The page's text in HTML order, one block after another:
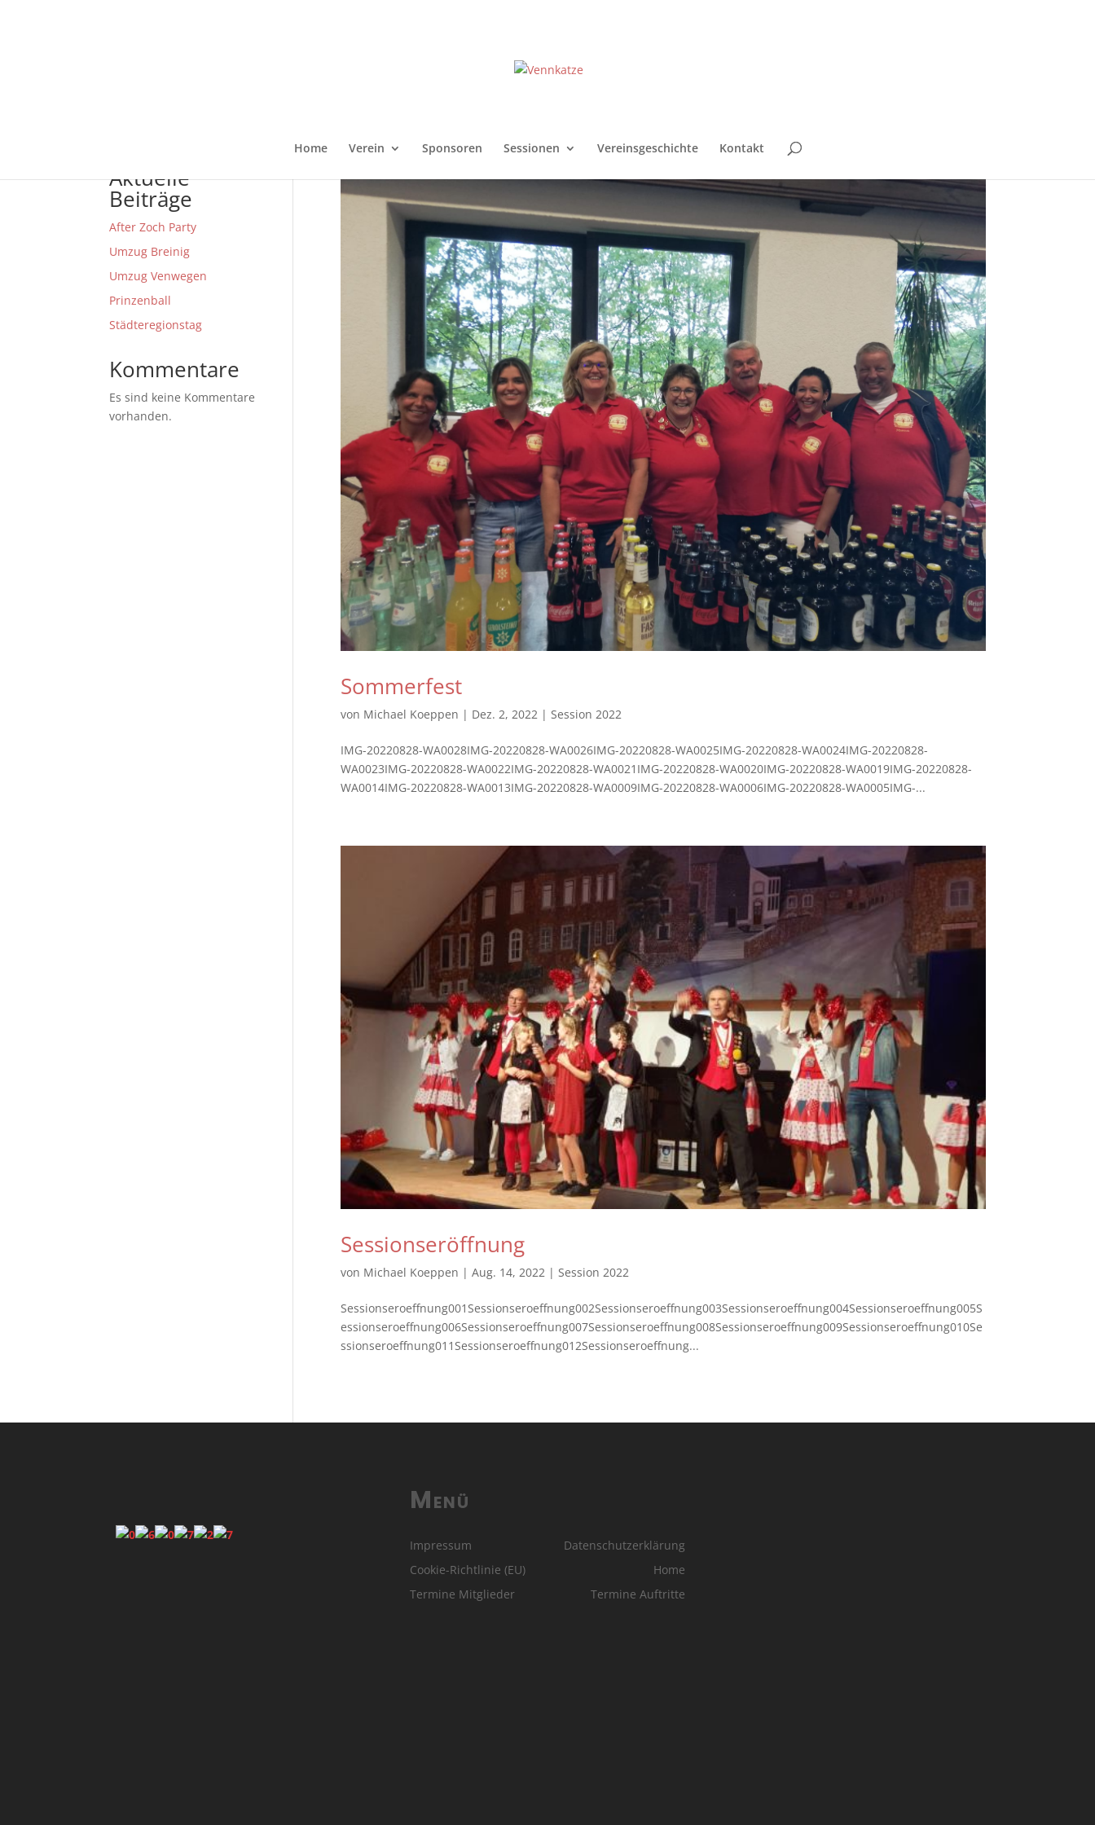
Home Verein Sponsoren Sessionen Vereinsgeschichte Kontakt
Sommerfest
von Michael Koeppen | Dez. 2, 2022| Session 2022
IMG-20220828-WA0028IMG-20220828-WA0026IMG-20220828-WA0025IMG-20220828-WA0024IMG-20220828-
WA0023IMG-20220828-WA0022IMG-20220828-WA0021IMG-20220828-WA0020IMG-20220828-WA0019IMG-20220828-
WA0014IMG-20220828-WA0013IMG-20220828-WA0009IMG-20220828-WA0006IMG-20220828-WA0005IMG-...
Sessionseröffnung
von Michael Koeppen | Aug. 14, 2022| Session 2022
Sessionseroeffnung001Sessionseroeffnung002Sessionseroeffnung003Sessionseroeffnung004Sessionseroeffnung005S
essionseroeffnung006Sessionseroeffnung007Sessionseroeffnung008Sessionseroeffnung009Sessionseroeffnung010Se
ssionseroeffnung011Sessionseroeffnung012Sessionseroeffnung...
Aktuelle
Beiträge
After Zoch Party
Umzug Breinig
Umzug Venwegen
Prinzenball
Städteregionstag
Kommentare
Es sind keine Kommentare
vorhanden.
Menü
Impressum
Datenschutzerklärung
Cookie-Richtlinie (EU)
Home
Termine Mitglieder
Termine Auftritte